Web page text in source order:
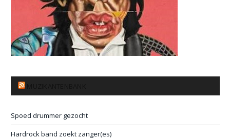
Spoed drummer gezocht
Hardrock band zoekt zanger(es)